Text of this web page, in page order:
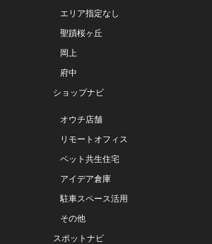
エリア指定なし
聖蹟桜ヶ丘
岡上
府中
ショップナビ
オウチ店舗
リモートオフィス
ペット共生住宅
アイデア倉庫
駐車スペース活用
その他
スポットナビ